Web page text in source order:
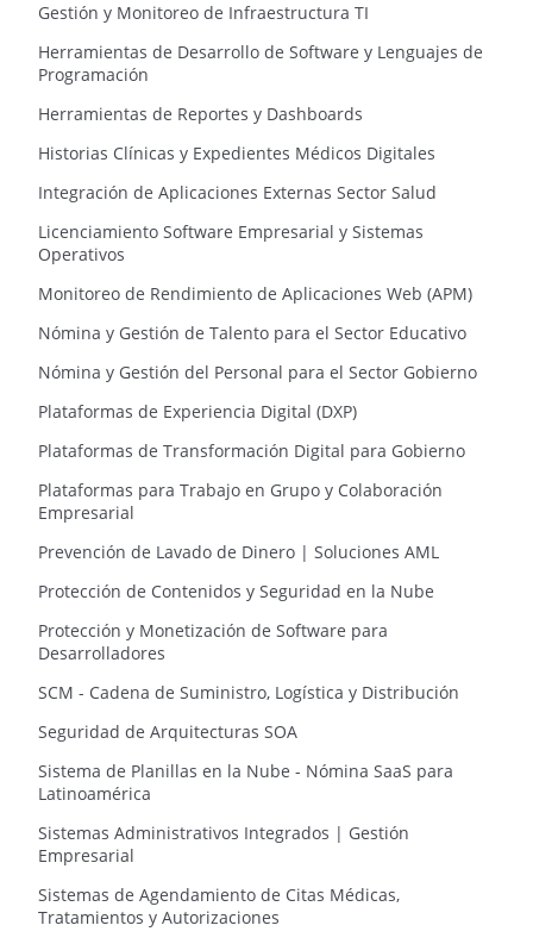
Gestión y Monitoreo de Infraestructura TI
Herramientas de Desarrollo de Software y Lenguajes de
Programación
Herramientas de Reportes y Dashboards
Historias Clínicas y Expedientes Médicos Digitales
Integración de Aplicaciones Externas Sector Salud
Licenciamiento Software Empresarial y Sistemas
Operativos
Monitoreo de Rendimiento de Aplicaciones Web (APM)
Nómina y Gestión de Talento para el Sector Educativo
Nómina y Gestión del Personal para el Sector Gobierno
Plataformas de Experiencia Digital (DXP)
Plataformas de Transformación Digital para Gobierno
Plataformas para Trabajo en Grupo y Colaboración
Empresarial
Prevención de Lavado de Dinero | Soluciones AML
Protección de Contenidos y Seguridad en la Nube
Protección y Monetización de Software para
Desarrolladores
SCM - Cadena de Suministro, Logística y Distribución
Seguridad de Arquitecturas SOA
Sistema de Planillas en la Nube - Nómina SaaS para
Latinoamérica
Sistemas Administrativos Integrados | Gestión
Empresarial
Sistemas de Agendamiento de Citas Médicas,
Tratamientos y Autorizaciones